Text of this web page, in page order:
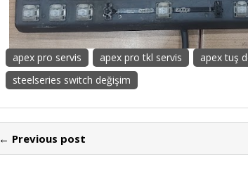
apex pro servis apex pro tkl servis apex tuş
steelseries switch değişim
← Previous post